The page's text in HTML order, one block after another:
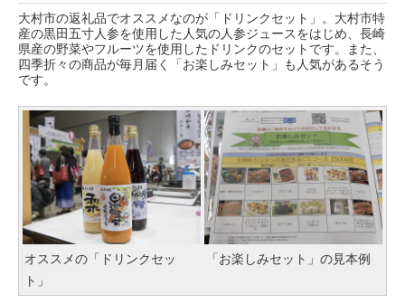
大村市の返礼品でオススメなのが「ドリンクセット」。大村市特
産の黒田五寸人参を使用した人気の人参ジュースをはじめ、長崎
県産の野菜やフルーツを使用したドリンクのセットです。また、
四季折々の商品が毎月届く「お楽しみセット」も人気があるそう
です。
オススメの「ドリンクセッ
ト」
「お楽しみセット」の見本例